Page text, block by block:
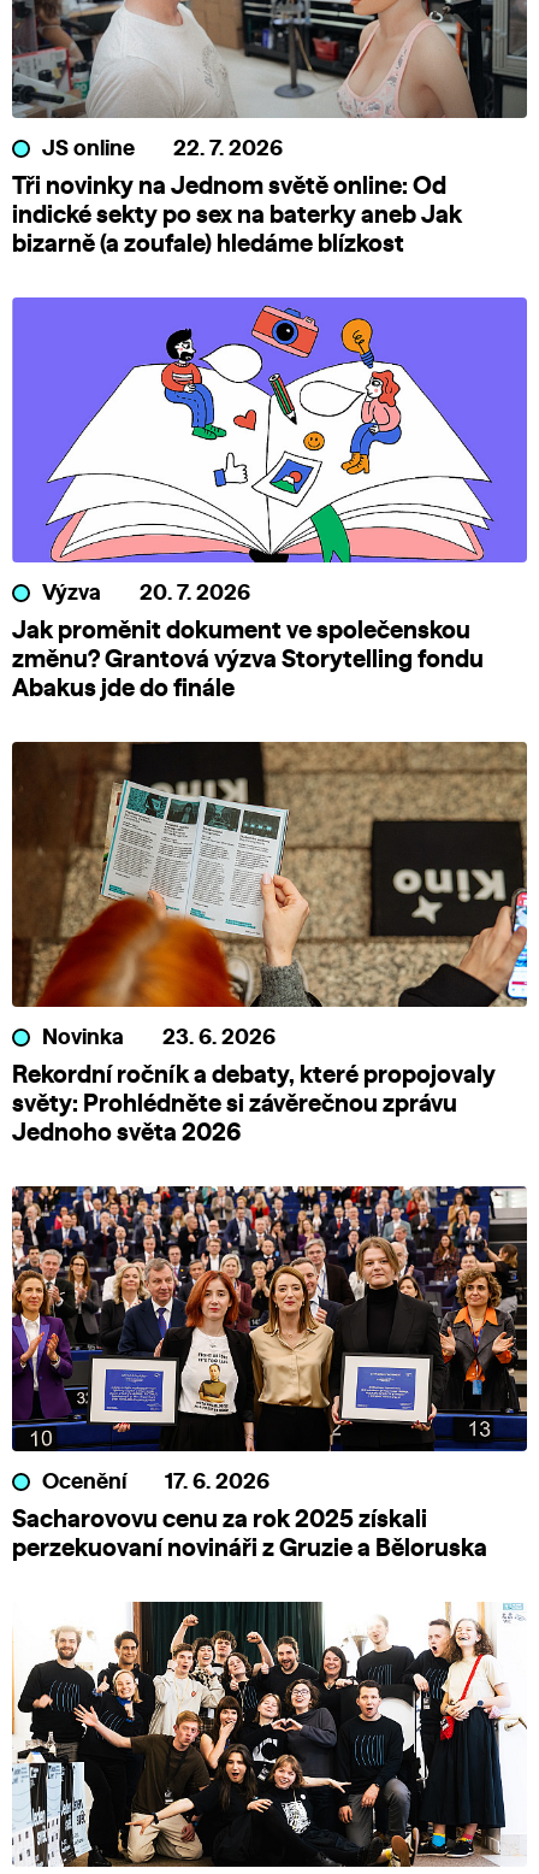
JS online 22. 7. 2026
Tři novinky na Jednom světě online: Od
indické sekty po sex na baterky aneb Jak
bizarně (a zoufale) hledáme blízkost
Výzva 20. 7. 2026
Jak proměnit dokument ve společenskou
změnu? Grantová výzva Storytelling fondu
Abakus jde do finále
Novinka 23. 6. 2026
Rekordní ročník a debaty, které propojovaly
světy: Prohlédněte si závěrečnou zprávu
Jednoho světa 2026
Ocenění 17. 6. 2026
Sacharovovu cenu za rok 2025 získali
perzekuovaní novináři z Gruzie a Běloruska